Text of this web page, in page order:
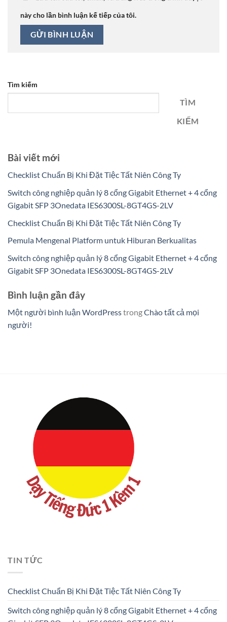
này cho lần bình luận kế tiếp của tôi.
Tìm kiếm
TÌM
KIẾM
Bài viết mới
Checklist Chuẩn Bị Khi Đặt Tiệc Tất Niên Công Ty
Switch công nghiệp quản lý 8 cổng Gigabit Ethernet + 4 cổng
Gigabit SFP 3Onedata IES6300SL-8GT4GS-2LV
Checklist Chuẩn Bị Khi Đặt Tiệc Tất Niên Công Ty
Pemula Mengenal Platform untuk Hiburan Berkualitas
Switch công nghiệp quản lý 8 cổng Gigabit Ethernet + 4 cổng
Gigabit SFP 3Onedata IES6300SL-8GT4GS-2LV
Bình luận gần đây
Một người bình luận WordPresstrongChào tất cả mọi
người!
TIN TỨC
Checklist Chuẩn Bị Khi Đặt Tiệc Tất Niên Công Ty
Switch công nghiệp quản lý 8 cổng Gigabit Ethernet + 4 cổng